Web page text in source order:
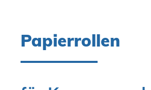
Papierrollen